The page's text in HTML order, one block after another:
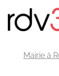
Mairie à